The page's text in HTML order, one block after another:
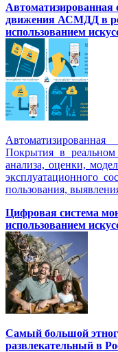
Автоматизированная
движения АСМДД в
использованием
Покрытия в
анализа, оценки,
эксплуатационного
пользования,
Цифровая система
использованием
Самый большой
развлекательный в